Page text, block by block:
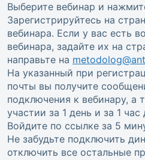
Выберите вебинар и
Зарегистрируйтесь на
вебинара. Если у вас есть
вебинара, задайте их на
направьте на
На указанный при
почты вы получите
подключения к вебинару, а
участии за 1 день и за 1
Войдите по ссылке за 5
Не забудьте подключить
отключить все остальные